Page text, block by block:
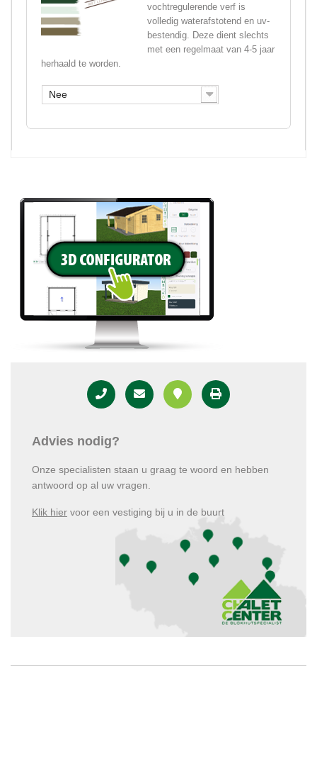
vochtregulerende verf is
volledig waterafstotend en uv-
bestendig. Deze dient slechts
met een regelmaat van 4-5 jaar
herhaald te worden.
Nee
Advies nodig?
Onze specialisten staan u graag te woord en hebben
antwoord op al uw vragen.
Klik hier voor een vestiging bij u in de buurt